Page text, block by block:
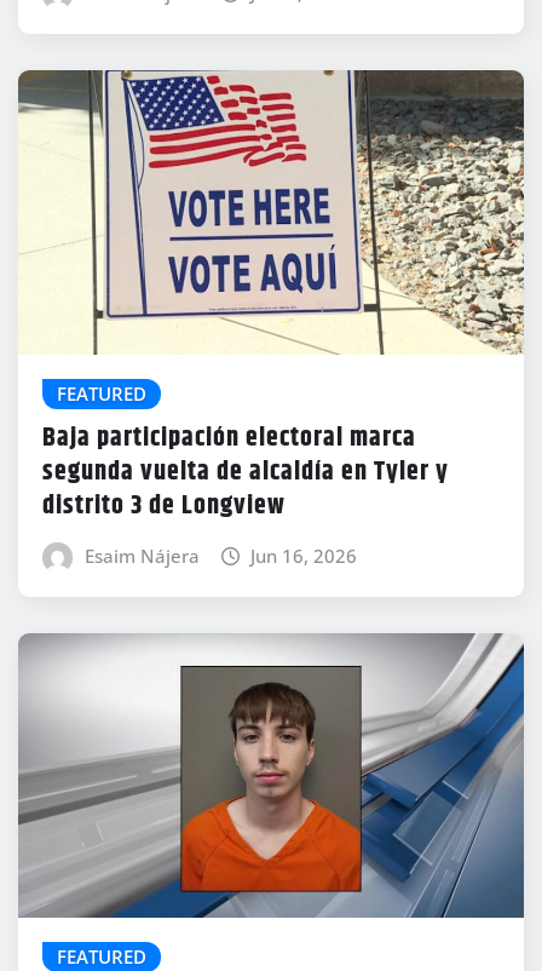
FEATURED
Baja participación electoral marca
segunda vuelta de alcaldía en Tyler y
distrito 3 de Longview
Esaim Nájera Jun 16, 2026
FEATURED